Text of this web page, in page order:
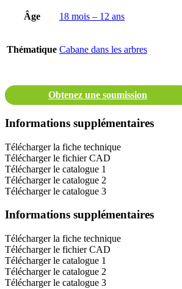
Obtenez une soumission
Informations supplémentaires
Télécharger la fiche technique
Télécharger le fichier CAD
Télécharger le catalogue 1
Télécharger le catalogue 2
Télécharger le catalogue 3
Âge 18 mois – 12 ans
Thématique Cabane dans les arbres
Informations supplémentaires
Télécharger la fiche technique
Télécharger le fichier CAD
Télécharger le catalogue 1
Télécharger le catalogue 2
Télécharger le catalogue 3